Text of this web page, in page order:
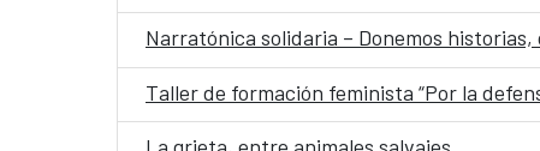
Narratónica solidaria – Donemos
Taller de formación feminista “Por la